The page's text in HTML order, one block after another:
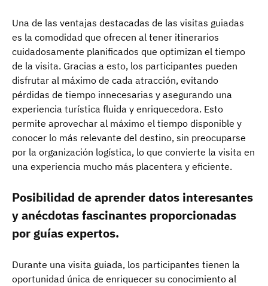
Una de las ventajas destacadas de las visitas guiadas
es la comodidad que ofrecen al tener itinerarios
cuidadosamente planificados que optimizan el tiempo
de la visita. Gracias a esto, los participantes pueden
disfrutar al máximo de cada atracción, evitando
pérdidas de tiempo innecesarias y asegurando una
experiencia turística fluida y enriquecedora. Esto
permite aprovechar al máximo el tiempo disponible y
conocer lo más relevante del destino, sin preocuparse
por la organización logística, lo que convierte la visita en
una experiencia mucho más placentera y eficiente.
Posibilidad de aprender datos interesantes
y anécdotas fascinantes proporcionadas
por guías expertos.
Durante una visita guiada, los participantes tienen la
oportunidad única de enriquecer su conocimiento al